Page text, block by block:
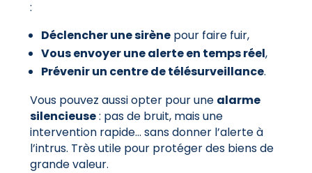
:
Déclencher une sirènepour faire fuir,
Vous envoyer une alerte en temps réel,
Prévenir un centre de télésurveillance.
Vous pouvez aussi opter pour une alarme
silencieuse: pas de bruit, mais une
intervention rapide… sans donner l’alerte à
l’intrus. Très utile pour protéger des biens de
grande valeur.